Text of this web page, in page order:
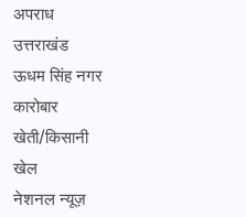
अपराध
उत्तराखंड
ऊधम सिंह नगर
कारोबार
खेती/किसानी
खेल
नेशनल न्यूज़